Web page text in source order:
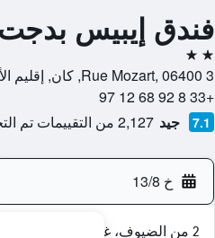
فندق إيبيس
2 نجمتين
3 Rue Mozart, 06400, كان, إقليم الألب البحري, فرنسا
+33 8 92 68 12 97
7.1 جيد 2,127 من التقييمات تم التحقق منها
خ 13/8
2 من الضيوف، غرفة واحدة